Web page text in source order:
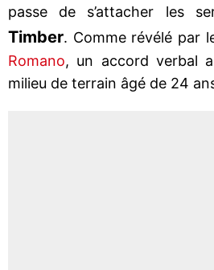
passe de s’attacher les
Timber. Comme révélé par
Romano, un accord verbal
milieu de terrain âgé de 24